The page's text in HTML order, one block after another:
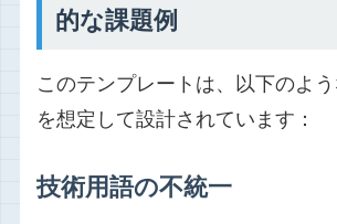
的な課題例
このテンプレートは、以下のよ
を想定して設計されています：
技術用語の不統一